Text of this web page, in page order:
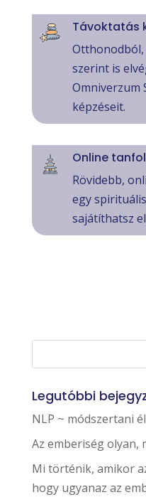
Távoktatás
Otthonodból,
szerint is
Omniverzum
képzéseit.
Online
Rövidebb,
egy
sajátíthatsz
Legutóbbi
NLP ~ módszertani
Az emberiség olyan,
Mi történik, amikor
hogy ugyanaz az